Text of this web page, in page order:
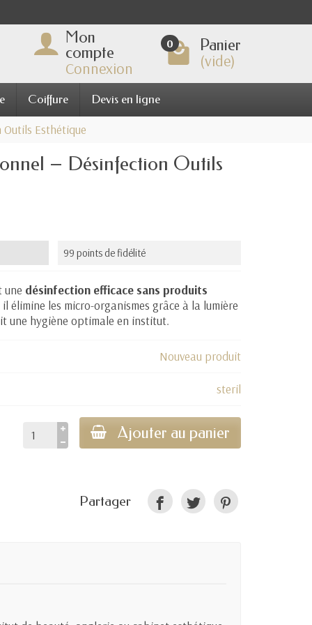
Mon
compte
Connexion
0 Panier
(vide)
Coiffure Devis en ligne
Esthétique
– Désinfection Outils
99 points de fidélité
une désinfection efficace sans produits
élimine les micro-organismes grâce à la lumière
une hygiène optimale en institut.
Nouveau produit
steril
Ajouter au panier
Partager